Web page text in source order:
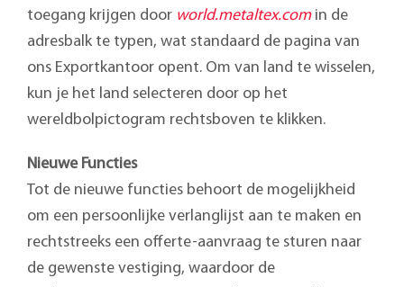
toegang krijgen door world.metaltex.comin de
adresbalk te typen, wat standaard de pagina van
ons Exportkantoor opent. Om van land te wisselen,
kun je het land selecteren door op het
wereldbolpictogram rechtsboven te klikken.
Nieuwe Functies
Tot de nieuwe functies behoort de mogelijkheid
om een persoonlijke verlanglijst aan te maken en
rechtstreeks een offerte-aanvraag te sturen naar
de gewenste vestiging, waardoor de